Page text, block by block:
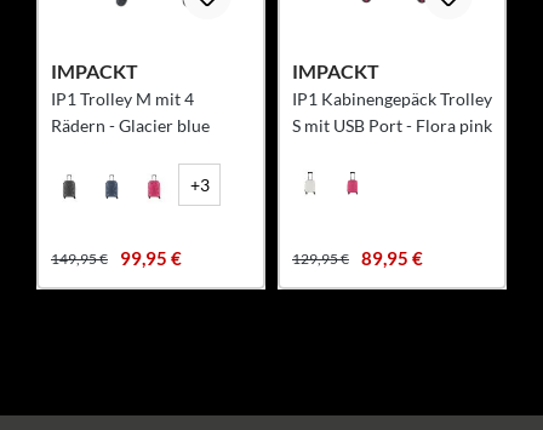
IMPACKT
IP1 Trolley M mit 4
Rädern - Glacier blue
+3
149,95 € 99,95 €
IMPACKT
IP1 Kabinengepäck Trolley
S mit USB Port - Flora pink
129,95 € 89,95 €